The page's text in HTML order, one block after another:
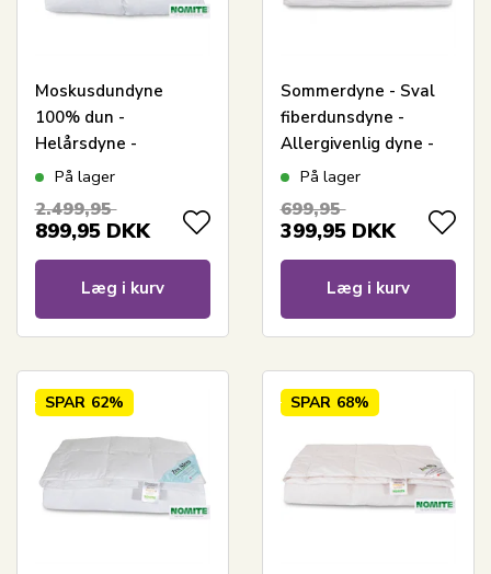
Moskusdundyne
100% dun -
Helårsdyne -
Allergivenlig -
Sleep dyne
På lager
2.499,95
899,95 DKK
Læg i kurv
Sommerdyne - Sval
fiberdunsdyne -
Allergivenlig dyne -
140x220 cm - Zen
På lager
699,95
399,95 DKK
Læg i kurv
SPAR 62% SPAR 68%